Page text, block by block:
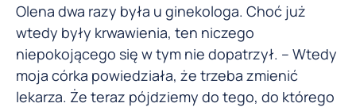
Olena dwa razy była u ginekologa. Choć już
wtedy były krwawienia, ten niczego
niepokojącego się w tym nie dopatrzył. – Wtedy
moja córka powiedziała, że trzeba zmienić
lekarza. Że teraz pójdziemy do tego, do którego